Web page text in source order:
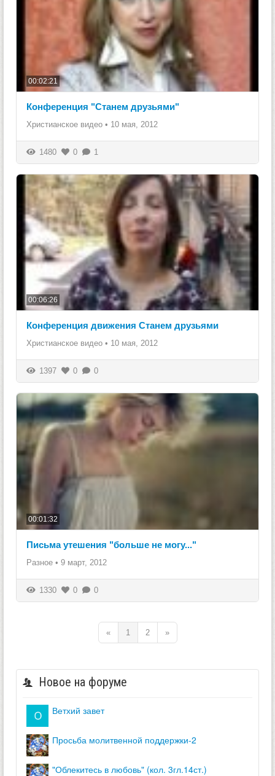
00:02:21
Конференция "Станем друзьями"
Христианское видео • 10 мая, 2012
1480 0 1
00:06:26
Конференция движения Станем друзьями
Христианское видео • 10 мая, 2012
1397 0 0
00:01:32
Письма утешения "больше не могу..."
Разное • 9 март, 2012
1330 0 0
« 1 2 »
Новое на форуме
ветхий завет
просьба молитвенной поддержки-2
"облекитесь в любовь" (кол. 3гл.14ст.)